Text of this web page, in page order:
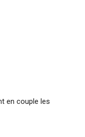
en couple les